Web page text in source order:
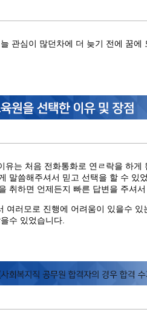
관심이 많던차에 더 늦기 전에 꿈
유는 처음 전화통화로 연ㄹ락을 하
말씀해주셔서 믿고 선택을 할 수 있
취하면 언제든지 빠른 답변을 주셔
여러모로 진행에 어려움이 있을수
수 있었습니다.